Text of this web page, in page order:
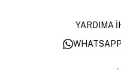
YARDIMA
WHATSAPP